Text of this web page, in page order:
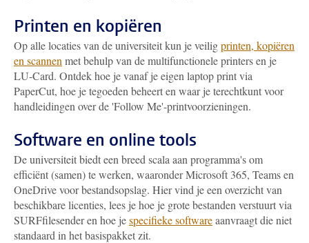
Printen en kopiëren
Op alle locaties van de universiteit kun je veiligprinten, kopiëren
en scannen met behulp van de multifunctionele printers en je
LU-Card. Ontdek hoe je vanaf je eigen laptop print via
PaperCut, hoe je tegoeden beheert en waar je terechtkunt voor
handleidingen over de 'Follow Me'-printvoorzieningen.
Software en online tools
De universiteit biedt een breed scala aan programma's om
efficiënt (samen) te werken, waaronder Microsoft 365, Teams en
OneDrive voor bestandsopslag. Hier vind je een overzicht van
beschikbare licenties, lees je hoe je grote bestanden verstuurt via
SURFfilesender en hoe jespecifieke softwareaanvraagt die niet
standaard in het basispakket zit.